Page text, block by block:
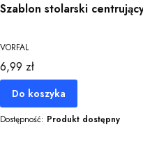
Szablon stolarski
VORFAL
Cena
6,99 zł
Do koszyka
Dostępność: Produkt dostępny